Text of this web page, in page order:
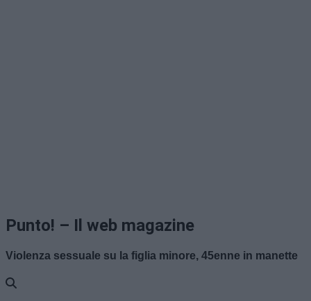
Punto! – Il web magazine
Violenza sessuale su la figlia minore, 45enne in manette